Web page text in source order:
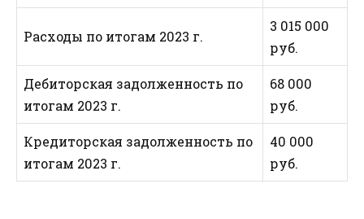
Расходы по итогам 2023 г.
3 015 000
руб.
Дебиторская задолженность по
итогам 2023 г.
68 000
руб.
Кредиторская задолженность по
итогам 2023 г.
40 000
руб.